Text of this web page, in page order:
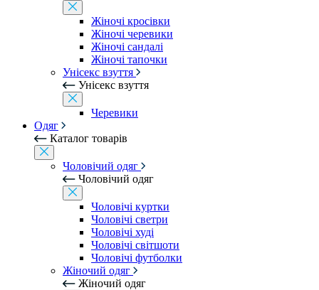
Жіночі кросівки
Жіночі черевики
Жіночі сандалі
Жіночі тапочки
Унісекс взуття
Унісекс взуття
Черевики
Одяг
Каталог товарів
Чоловічий одяг
Чоловічий одяг
Чоловічі куртки
Чоловічі светри
Чоловічі худі
Чоловічі світшоти
Чоловічі футболки
Жіночий одяг
Жіночий одяг